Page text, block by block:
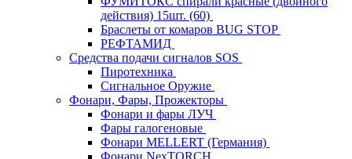
действия) 15шт. (60)
Браслеты от комаров BUG STOP
РЕФТАМИД
Средства подачи сигналов SOS
Пиротехника
Сигнальное Оружие
Фонари, Фары, Прожекторы
Фонари и фары ЛУЧ
Фары галогеновые
Фонари MELLERT (Германия)
Фонари NexTORCH